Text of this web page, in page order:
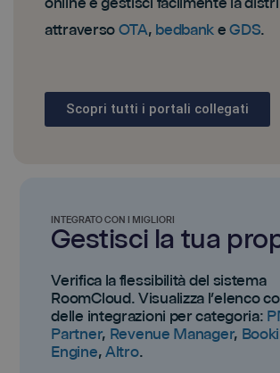
attraverso OTA, bedbank eGDS.
Scopri tutti i portali collegati
INTEGRATO CON I MIGLIORI
Gestisci la tua
Verifica la flessibilità del sistema
RoomCloud. Visualizza l’elenco
delle integrazioni per categoria:
Partner, Revenue Manager,
Engine, Altro.